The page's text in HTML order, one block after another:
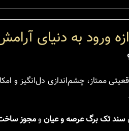
ورود به دنیای
ممتاز، چشم‌اندازی دل‌انگیز و
سند تک برگ عرصه و عیانومجوز